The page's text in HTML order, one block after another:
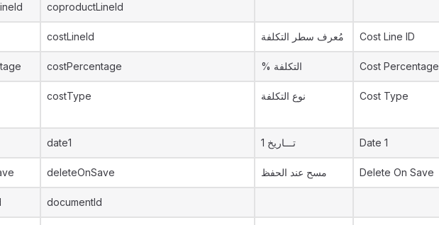
coproductLineId
costLineId مُعرف سطر التكلفة Cost Line ID
costPercentage % التكلفة Cost Percentage
costType نوع التكلفة Cost Type
date1 تـــاريخ 1 Date 1
deleteOnSave مسح عند الحفظ Delete On Save
documentId